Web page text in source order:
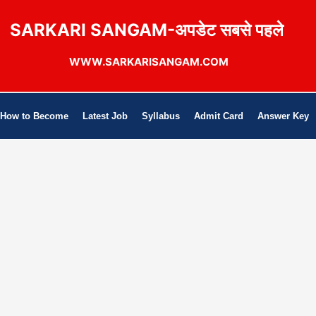
SARKARI SANGAM-अपडेट सबसे पहले
WWW.SARKARISANGAM.COM
How to Become Latest Job Syllabus Admit Card Answer Key